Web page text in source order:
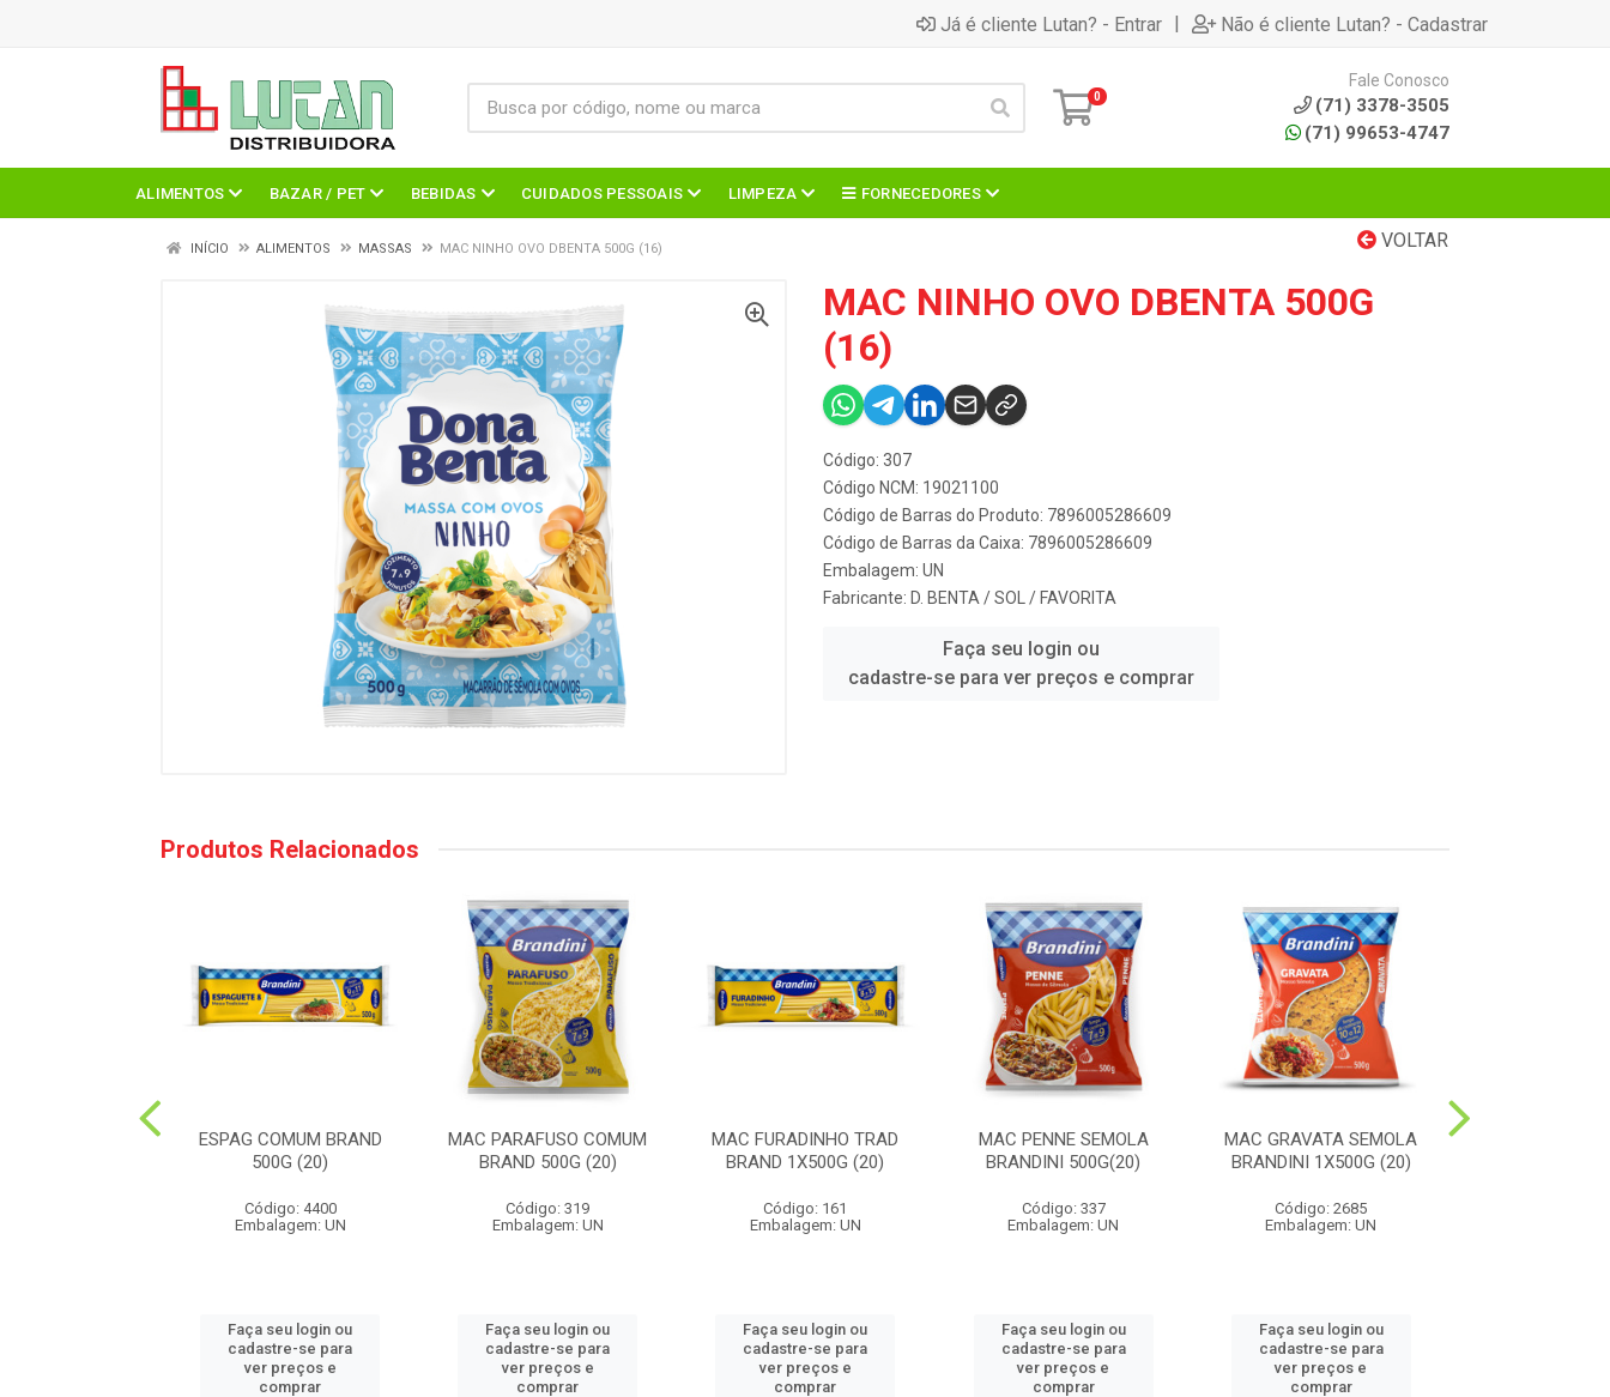
Já é cliente Lutan? - Entrar | Não é cliente Lutan? - Cadastrar
0
Fale Conosco
(71) 3378-3505
(71) 99653-4747
ALIMENTOS BAZAR / PET BEBIDAS CUIDADOS PESSOAIS LIMPEZA FORNECEDORES
VOLTAR
INÍCIO ALIMENTOS MASSAS MAC NINHO OVO DBENTA 500G (16)
MAC NINHO OVO DBENTA 500G
(16)
Código: 307
Código NCM: 19021100
Código de Barras do Produto: 7896005286609
Código de Barras da Caixa: 7896005286609
Embalagem: UN
Fabricante: D. BENTA / SOL / FAVORITA
Faça seu login ou
cadastre-se para ver preços e comprar
Produtos Relacionados
ESPAG COMUM BRAND
500G (20)
Código: 4400
Embalagem: UN
Faça seu login ou
cadastre-se para
ver preços e
comprar
MAC PARAFUSO COMUM
BRAND 500G (20)
Código: 319
Embalagem: UN
Faça seu login ou
cadastre-se para
ver preços e
comprar
MAC FURADINHO TRAD
BRAND 1X500G (20)
Código: 161
Embalagem: UN
Faça seu login ou
cadastre-se para
ver preços e
comprar
MAC PENNE SEMOLA
BRANDINI 500G(20)
Código: 337
Embalagem: UN
Faça seu login ou
cadastre-se para
ver preços e
comprar
MAC GRAVATA SEMOLA
BRANDINI 1X500G (20)
Código: 2685
Embalagem: UN
Faça seu login ou
cadastre-se para
ver preços e
comprar